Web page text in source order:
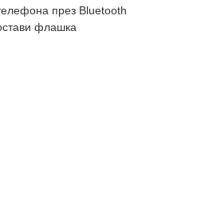
през Bluetooth
флашка